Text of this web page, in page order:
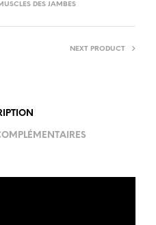
DES JAMBES
NEXT PRODUCT